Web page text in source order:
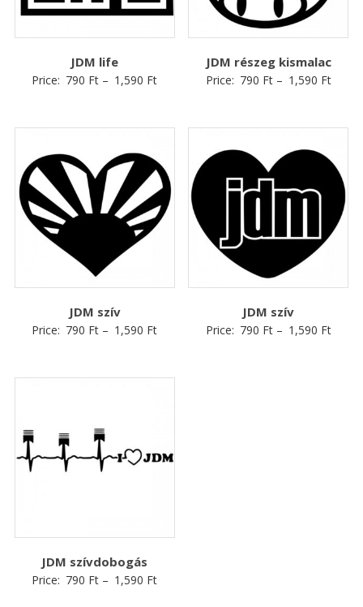
JDM life
Price: 790 Ft – 1,590 Ft
JDM részeg kismalac
Price: 790 Ft– 1,590 Ft
JDM szív
Price: 790 Ft – 1,590 Ft
JDM szív
Price: 790 Ft– 1,590 Ft
JDM szívdobogás
Price: 790 Ft – 1,590 Ft